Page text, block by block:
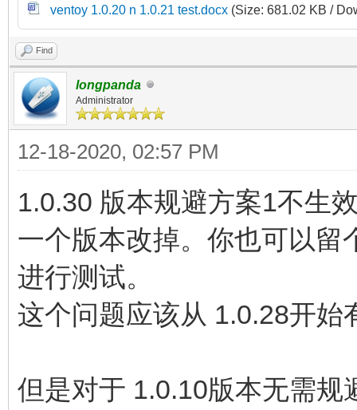
ventoy 1.0.20 n 1.0.21 test.docx (Size: 681.02 KB /
Find
longpanda
Administrator
12-18-2020, 02:57 PM
1.0.30 版本规避方案1不生
一个版本改掉。你也可以留
进行测试。
这个问题应该从 1.0.28开
但是对于 1.0.10版本无需